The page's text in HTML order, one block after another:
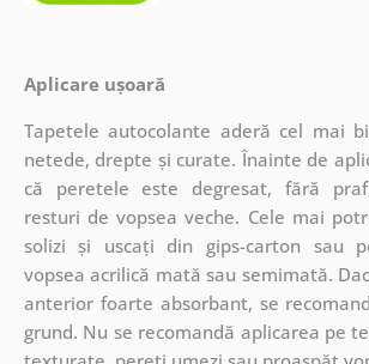
Aplicare ușoară
Tapetele autocolante aderă cel mai
netede, drepte și curate. Înainte de
că peretele este degresat, fără
resturi de vopsea veche. Cele mai
solizi și uscați din gips-carton sau
vopsea acrilică mată sau semimată.
anterior foarte absorbant, se
grund. Nu se recomandă aplicarea pe